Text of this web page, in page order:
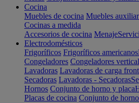
Cocina
Muebles de cocina Muebles
Cocinas a medida
Accesorios de cocina Menaje
Electrodomésticos
Frigoríficos Frigoríficos americanos
Congeladores Congeladores
Lavadoras Lavadoras de carga
Secadoras Lavadoras - Secadoras
Hornos Conjunto de horno y placa
Placas de cocina Conjunto de